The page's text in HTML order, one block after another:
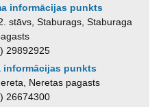
informācijas punkts
stāvs, Staburags, Staburaga
29892925
informācijas punkts
Neretas pagasts
26674300